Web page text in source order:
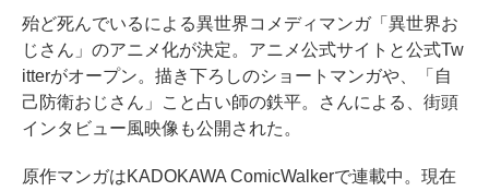
殆ど死んでいるによる異世界コメディマンガ「異世界お
じさん」のアニメ化が決定。アニメ公式サイトと公式Tw
itterがオープン。描き下ろしのショートマンガや、「自
己防衛おじさん」こと占い師の鉄平。さんによる、街頭
インタビュー風映像も公開された。
原作マンガはKADOKAWA ComicWalkerで連載中。現在